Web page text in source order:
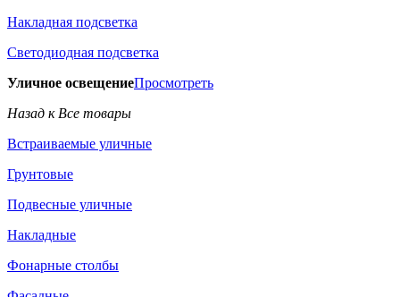
Накладная подсветка
Светодиодная подсветка
Уличное освещениеПросмотреть
Назад к Все товары
Встраиваемые уличные
Грунтовые
Подвесные уличные
Накладные
Фонарные столбы